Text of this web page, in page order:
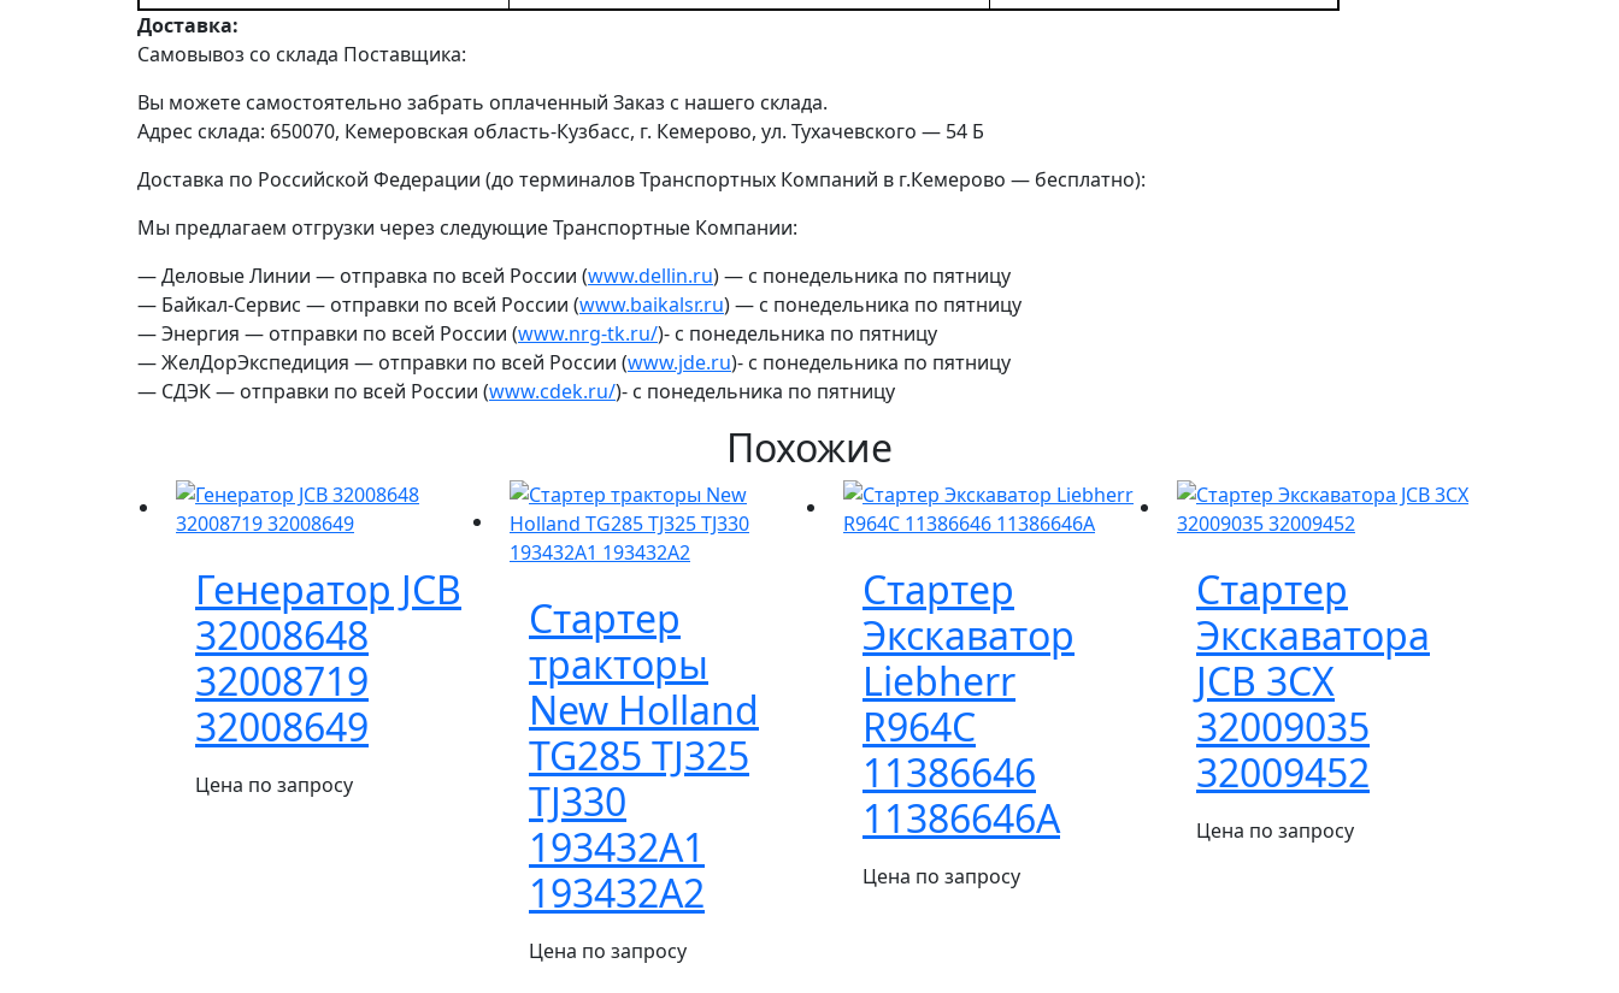
Доставка:
Самовывоз со склада Поставщика:
Вы можете самостоятельно забрать оплаченный Заказ с нашего склада.
Адрес склада: 650070, Кемеровская область-Кузбасс, г. Кемерово, ул. Тухачевского — 54 Б
Доставка по Российской Федерации (до терминалов Транспортных Компаний в г.Кемерово — бесплатно):
Мы предлагаем отгрузки через следующие Транспортные Компании:
— Деловые Линии — отправка по всей России (www.dellin.ru) — с понедельника по пятницу
— Байкал-Сервис — отправки по всей России (www.baikalsr.ru) — с понедельника по пятницу
— Энергия — отправки по всей России (www.nrg-tk.ru/)- с понедельника по пятницу
— ЖелДорЭкспедиция — отправки по всей России (www.jde.ru)- с понедельника по пятницу
— СДЭК — отправки по всей России (www.cdek.ru/)- с понедельника по пятницу
Похожие
Генератор JCB
32008648
32008719
32008649
Цена по запросу
Стартер
тракторы
New Holland
TG285 TJ325
TJ330
193432A1
193432A2
Цена по запросу
Стартер
Экскаватор
Liebherr
R964C
11386646
11386646А
Цена по запросу
Стартер
Экскаватора
JCB 3CX
32009035
32009452
Цена по запросу